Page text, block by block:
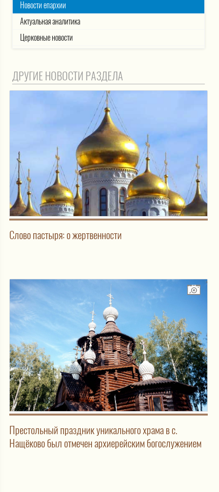
Новости епархии
Актуальная аналитика
Церковные новости
ДРУГИЕ НОВОСТИ РАЗДЕЛА
Слово пастыря: о жертвенности
Престольный праздник уникального храма в с.
Нащёково был отмечен архиерейским богослужением